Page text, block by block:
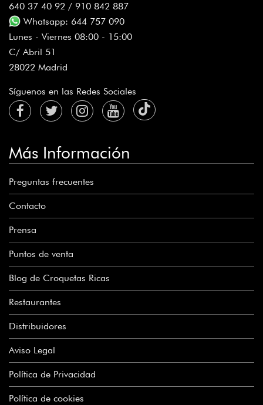
640 37 40 92 / 910 842 887
Whatsapp: 644 757 090
Lunes - Viernes 08:00 - 15:00
C/ Abril 51
28022 Madrid
Síguenos en las Redes Sociales
Más Información
Preguntas frecuentes
Contacto
Prensa
Puntos de venta
Blog de Croquetas Ricas
Restaurantes
Distribuidores
Aviso Legal
Política de Privacidad
Política de cookies